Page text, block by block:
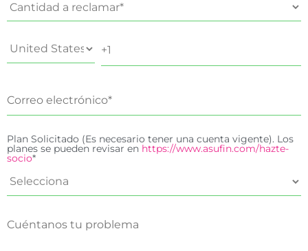
Plan Solicitado (Es necesario tener una cuenta vigente). Los
planes se pueden revisar en https://www.asufin.com/hazte-
socio*